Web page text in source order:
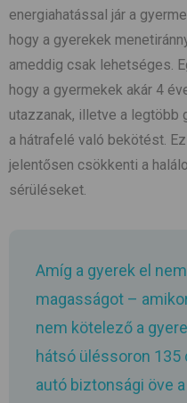
energiahatással jár a
hogy a gyerekek
ameddig csak lehetséges.
hogy a gyermekek akár 4
utazzanak, illetve a legtöbb
a hátrafelé való bekötést.
jelentősen csökkenti a
sérüléseket.
Amíg a gyerek el
magasságot –
nem kötelező a
hátsó üléssoron
autó biztonsági öve